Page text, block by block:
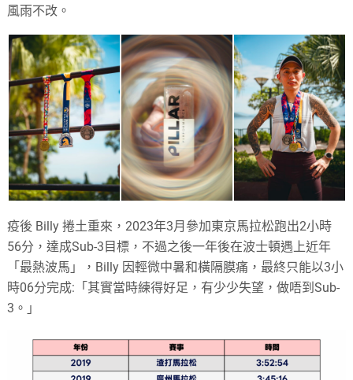
風雨不改。
疫後 Billy 捲土重來，2023年3月參加東京馬拉松跑出2小時
56分，達成Sub-3目標，不過之後一年後在波士頓遇上近年
「最熱波馬」，Billy 因輕微中暑和橫隔膜痛，最終只能以3小
時06分完成:「其實當時練得好足，有少少失望，做唔到Sub-
3。」